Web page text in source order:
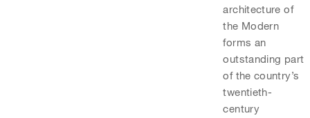
architecture of
the Modern
forms an
outstanding part
of the country’s
twentieth-
century